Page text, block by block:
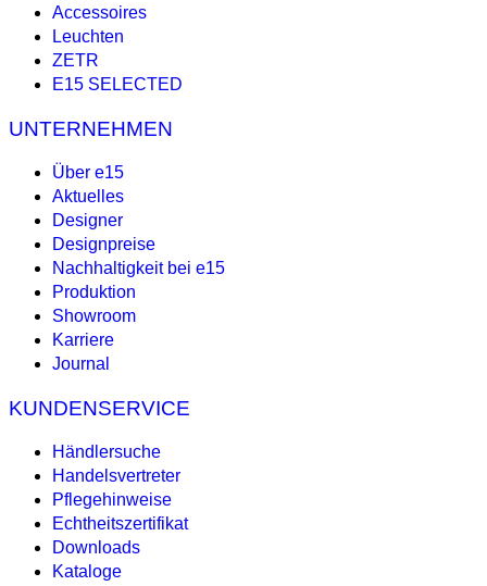
Accessoires
Leuchten
ZETR
E15 SELECTED
UNTERNEHMEN
Über e15
Aktuelles
Designer
Designpreise
Nachhaltigkeit bei e15
Produktion
Showroom
Karriere
Journal
KUNDENSERVICE
Händlersuche
Handelsvertreter
Pflegehinweise
Echtheitszertifikat
Downloads
Kataloge